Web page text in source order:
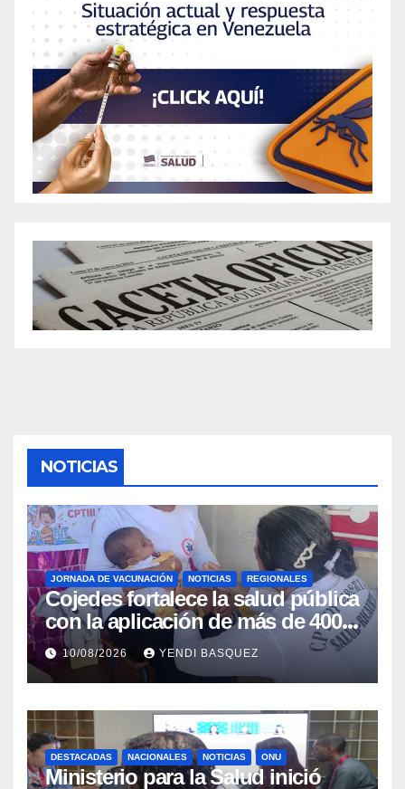
NOTICIAS
JORNADA DE VACUNACIÓN NOTICIAS REGIONALES
Cojedes fortalece la salud pública
con la aplicación de más de 400
dosis en la «Fiesta de
Inmunización»
10/08/2026 YENDI BASQUEZ
DESTACADAS NACIONALES NOTICIAS ONU
Ministerio para la Salud inició